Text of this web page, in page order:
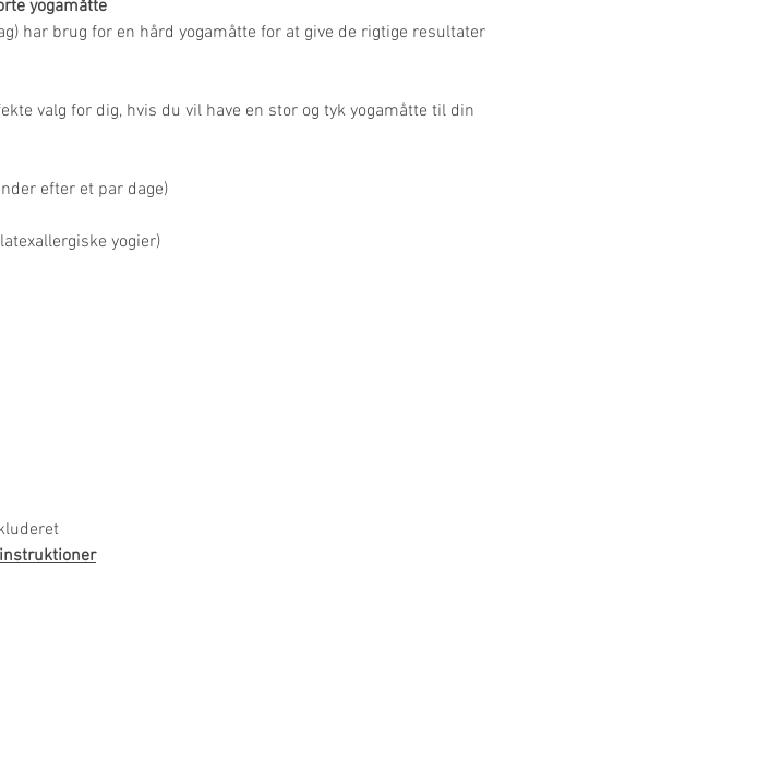
yogamåtte
har brug for en hård yogamåtte for at give de rigtige resultater
valg for dig, hvis du vil have en stor og tyk yogamåtte til din
efter et par dage)
yogier)